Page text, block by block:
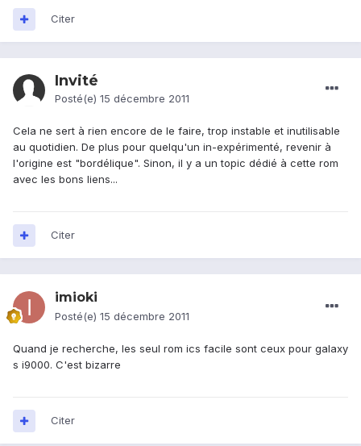
Citer
Invité
Posté(e) 15 décembre 2011
Cela ne sert à rien encore de le faire, trop instable et inutilisable
au quotidien. De plus pour quelqu'un in-expérimenté, revenir à
l'origine est "bordélique". Sinon, il y a un topic dédié à cette rom
avec les bons liens...
Citer
imioki
Posté(e) 15 décembre 2011
Quand je recherche, les seul rom ics facile sont ceux pour galaxy
s i9000. C'est bizarre
Citer